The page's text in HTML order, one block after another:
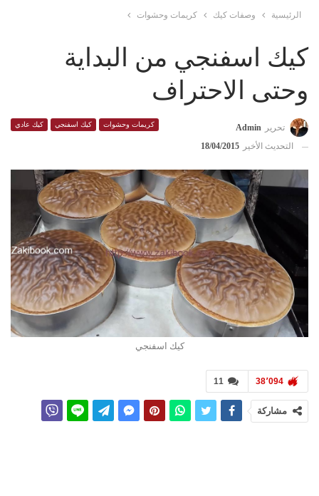
الرئيسية وصفات كيك كريمات وحشوات
كيك اسفنجي من البداية
وحتى الاحتراف
كريمات وحشوات كيك اسفنجي كيك عادي تحرير
Admin
التحديث الأخير
18/04/2015
كيك اسفنجي
11 38٬094
مشاركة